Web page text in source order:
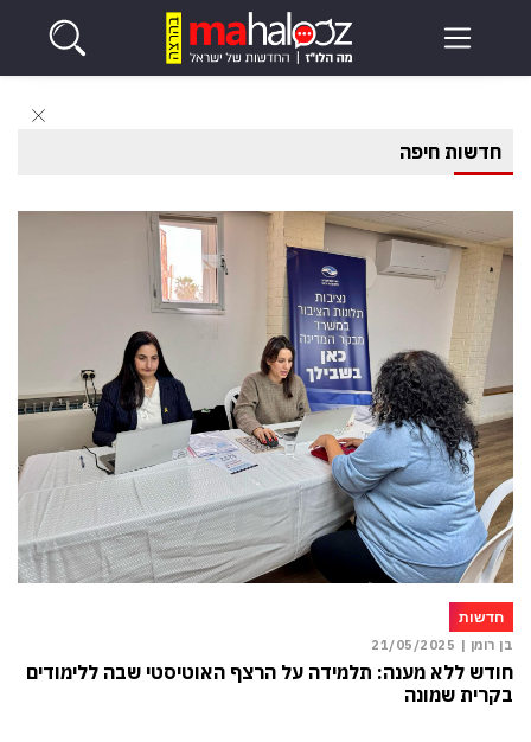
חדשות חיפה
חדשות
בן רומן | 21/05/2025
חודש ללא מענה: תלמידה על הרצף האוטיסטי שבה ללימודים
בקרית שמונה